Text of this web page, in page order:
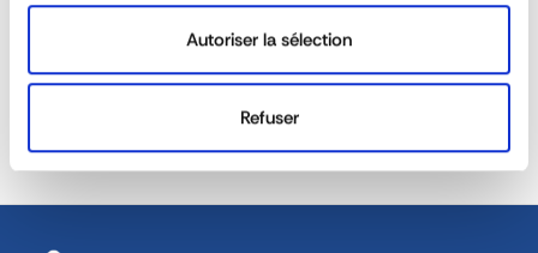
Autoriser la sélection
Refuser
CUSTOM SOLUTIONS
REACTIVITY &
40 YEARS EXPERIENCE AT